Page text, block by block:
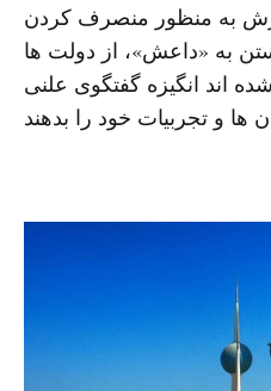
به منظور منصرف کردن
به «داعش»، از دولت ها
اند انگیزه گفتگوی علنی